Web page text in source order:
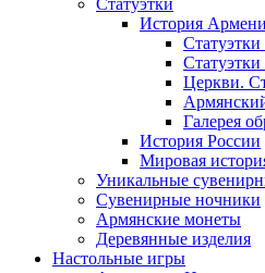
Статуэтки
История
Статуэтки
Церкви.
Галерея
История России
Мировая
Уникальные
Сувенирные ночники
Армянские монеты
Деревянные изделия
Настольные игры